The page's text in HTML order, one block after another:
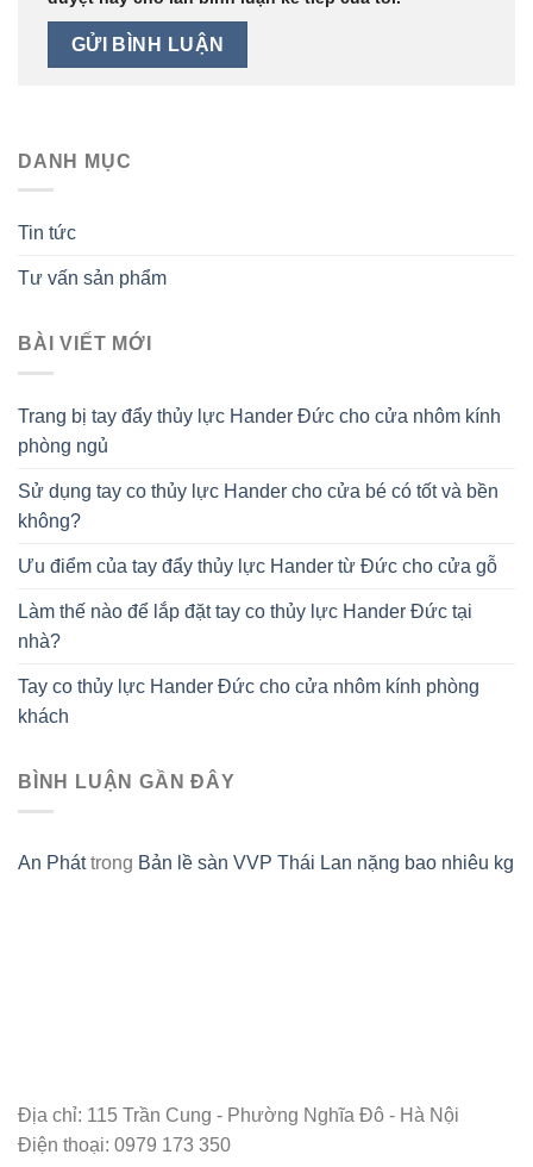
DANH MỤC
Tin tức
Tư vấn sản phẩm
BÀI VIẾT MỚI
Trang bị tay đẩy thủy lực Hander Đức cho cửa nhôm kính
phòng ngủ
Sử dụng tay co thủy lực Hander cho cửa bé có tốt và bền
không?
Ưu điểm của tay đẩy thủy lực Hander từ Đức cho cửa gỗ
Làm thế nào để lắp đặt tay co thủy lực Hander Đức tại
nhà?
Tay co thủy lực Hander Đức cho cửa nhôm kính phòng
khách
BÌNH LUẬN GẦN ĐÂY
An Pháttrong Bản lề sàn VVP Thái Lan nặng bao nhiêu kg
Địa chỉ: 115 Trần Cung - Phường Nghĩa Đô - Hà Nội
Điện thoại: 0979 173 350